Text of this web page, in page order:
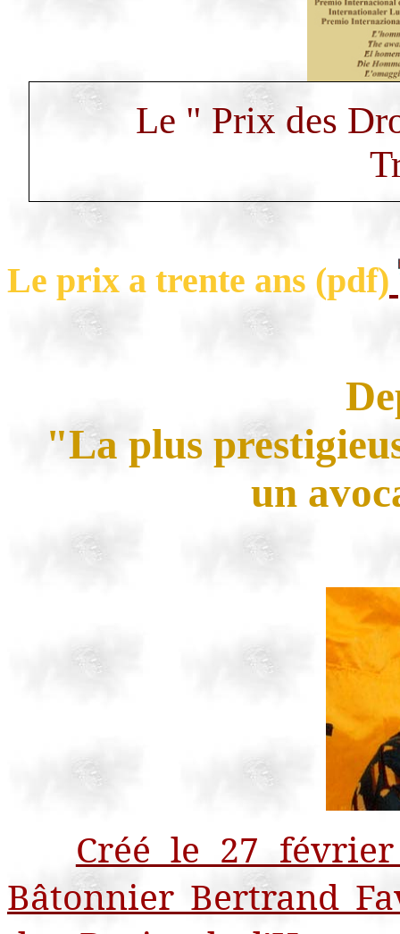
Le " Prix des
Le prix a trente ans (pdf)
"La plus
un
Créé le 27
Bâtonnier Bertrand